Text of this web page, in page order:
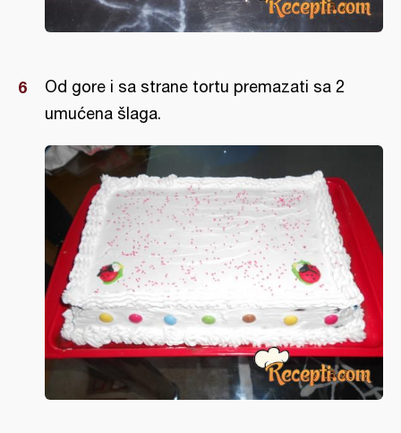
Od gore i sa strane tortu premazati sa 2
umućena šlaga.